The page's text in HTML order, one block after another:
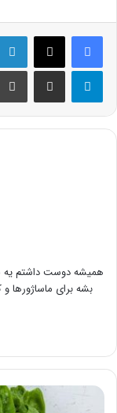
تلگرام اشتراک گذاری از طریق ایمیل
همیشه دوست داشتم یه
بشه برای ماساژورها
بهترین